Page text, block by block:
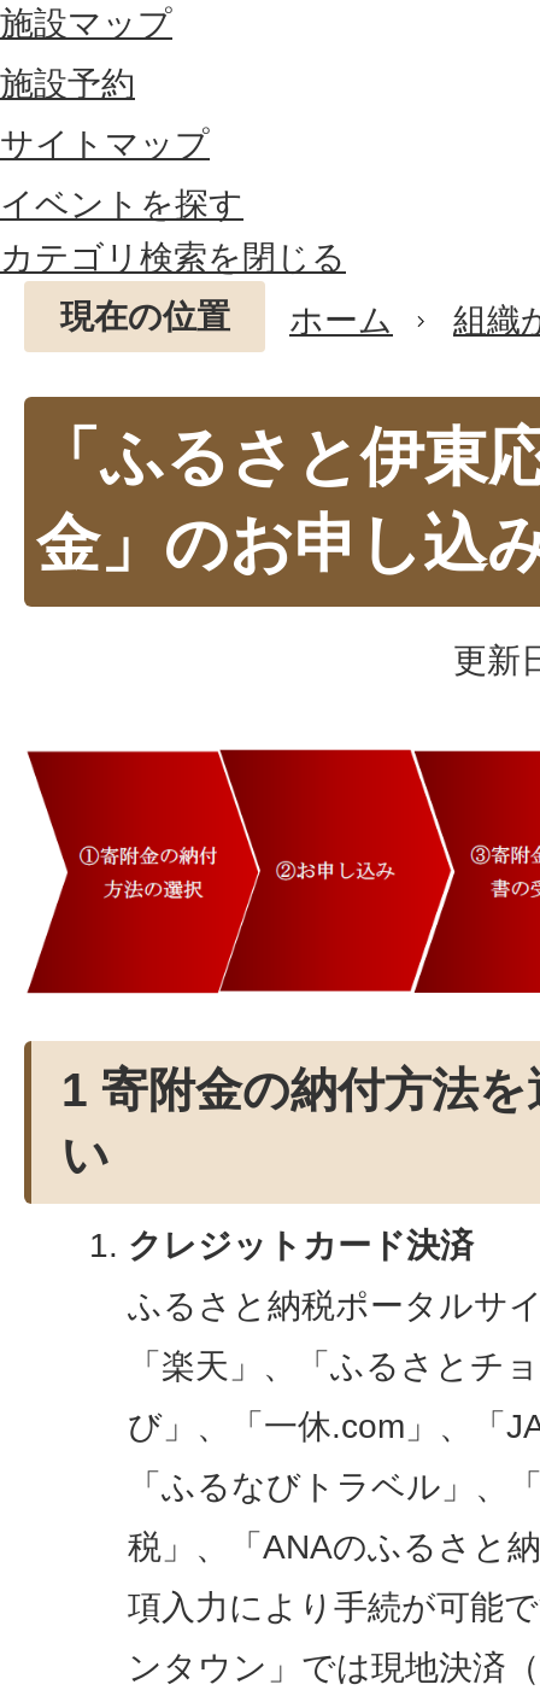
施設マップ
施設予約
サイトマップ
イベントを探す
カテゴリ検索を閉じる
現在の位置
ホーム 組織
「ふるさと伊東
金」のお申し込
更新
1 寄附金の納付方法
い
クレジットカード決済
ふるさと納税ポータルサ
「楽天」、「ふるさとチ
び」、「一休.com」、「
「ふるなびトラベル」、
税」、「ANAのふるさと
項入力により手続が可能
ンタウン」では現地決済